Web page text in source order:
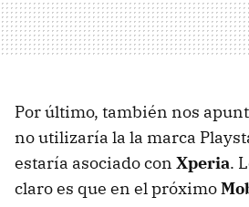
Por último, también nos
no utilizaría la la marca
estaría asociado con Xperia.
claro es que en el próximo